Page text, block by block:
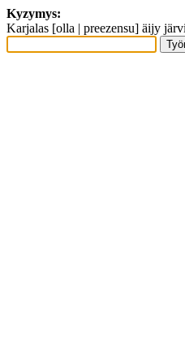
Kyzymys:
Karjalas [olla | preezensu] äijy